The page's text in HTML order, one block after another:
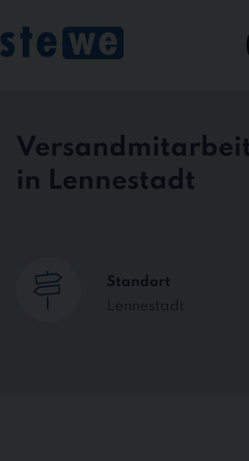
content
in Lennestadt
Standort
Lennestadt